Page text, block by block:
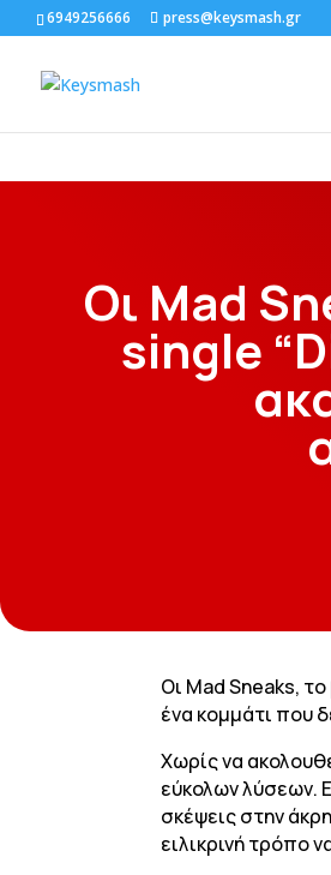
6949256666 press@keysmash.gr
Οι Mad
single
Οι Mad Sneaks,
ένα κομμάτι που
Χωρίς να
εύκολων λύσεων.
σκέψεις στην
ειλικρινή τρόπο